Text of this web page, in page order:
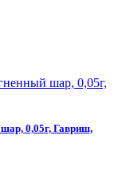
0,05г, Гавриш,